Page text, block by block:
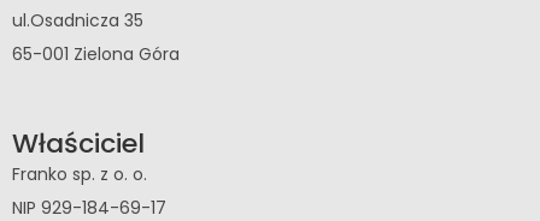
ul.Osadnicza 35
65-001 Zielona Góra
Właściciel
Franko sp. z o. o.
NIP 929-184-69-17